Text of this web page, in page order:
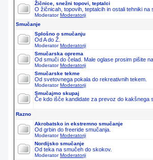
Žičnice, snežni topovi, teptalci
O žičnicah, topovih, teptalcih in ostali tehniki na
ModeratorModeratorji
Smučanje
Splošno o smučanju
Od A do Ž.
ModeratorModeratorji
Smučarska oprema
Od smuči do čelad. Male oglase prosim pišite
ModeratorModeratorji
Smučarske tekme
Od svetovnega pokala do rekreativnih tekem.
ModeratorModeratorji
Smučajmo skupaj
Če kdo išče kandidate za prevoz do kakšnega
Razno
Akrobatsko in ekstremno smučanje
Od grbin do freeride smučanja.
ModeratorModeratorji
Nordijsko smučanje
Od teka na smučeh do skokov.
ModeratorModeratorji